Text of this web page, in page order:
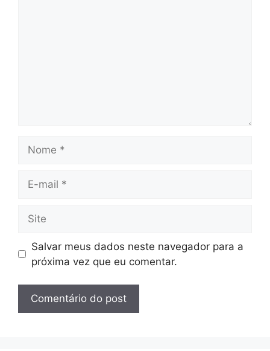
mail
Salvar meus dados neste navegador para a
próxima vez que eu comentar.